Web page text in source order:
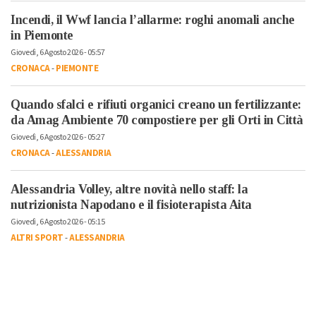
Incendi, il Wwf lancia l’allarme: roghi anomali anche
in Piemonte
Giovedì, 6 Agosto 2026 - 05:57
CRONACA-PIEMONTE
Quando sfalci e rifiuti organici creano un fertilizzante:
da Amag Ambiente 70 compostiere per gli Orti in Città
Giovedì, 6 Agosto 2026 - 05:27
CRONACA-ALESSANDRIA
Alessandria Volley, altre novità nello staff: la
nutrizionista Napodano e il fisioterapista Aita
Giovedì, 6 Agosto 2026 - 05:15
ALTRI SPORT-ALESSANDRIA